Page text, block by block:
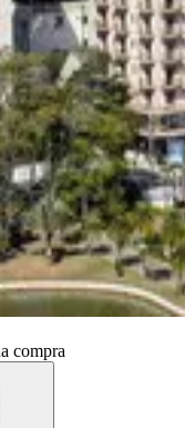
compra